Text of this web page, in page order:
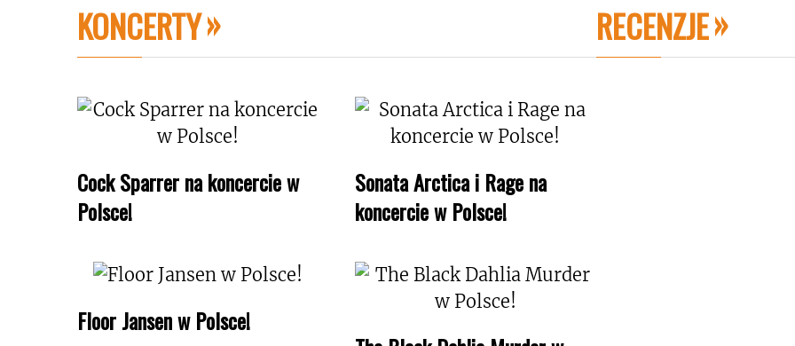
KONCERTY
Cock Sparrer na koncercie w
Polsce!
Sonata Arctica i Rage na
koncercie w Polsce!
Floor Jansen w Polsce!
RECENZJE